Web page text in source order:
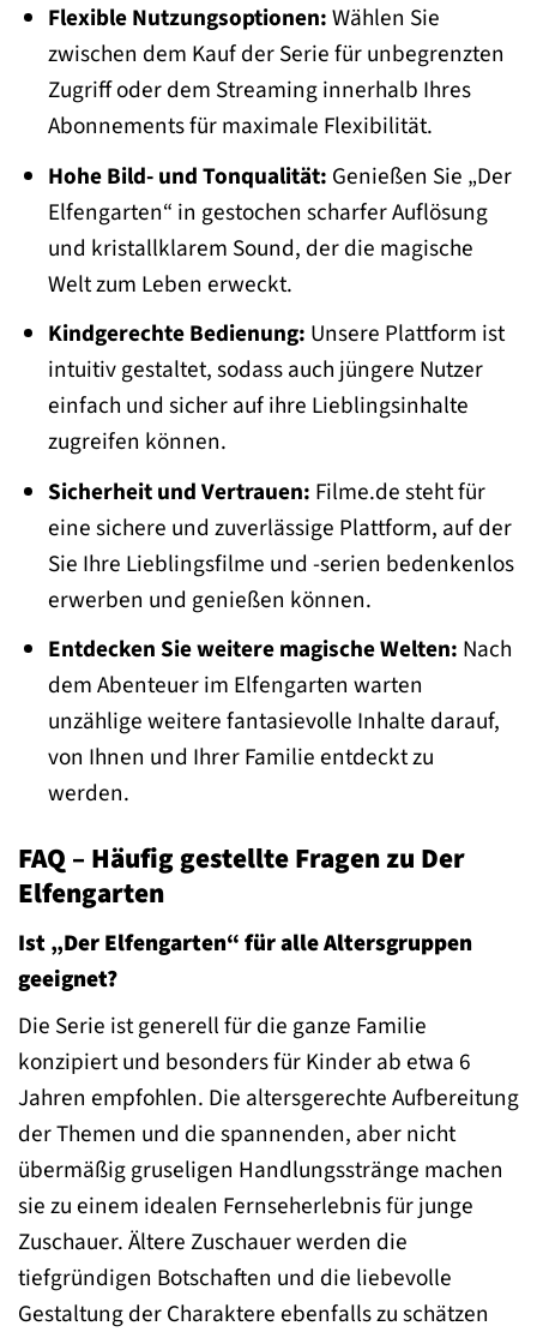
Flexible Nutzungsoptionen:Wählen Sie
zwischen dem Kauf der Serie für unbegrenzten
Zugriff oder dem Streaming innerhalb Ihres
Abonnements für maximale Flexibilität.
Hohe Bild- und Tonqualität: Genießen Sie „Der
Elfengarten“ in gestochen scharfer Auflösung
und kristallklarem Sound, der die magische
Welt zum Leben erweckt.
Kindgerechte Bedienung: Unsere Plattform ist
intuitiv gestaltet, sodass auch jüngere Nutzer
einfach und sicher auf ihre Lieblingsinhalte
zugreifen können.
Sicherheit und Vertrauen: Filme.de steht für
eine sichere und zuverlässige Plattform, auf der
Sie Ihre Lieblingsfilme und -serien bedenkenlos
erwerben und genießen können.
Entdecken Sie weitere magische Welten: Nach
dem Abenteuer im Elfengarten warten
unzählige weitere fantasievolle Inhalte darauf,
von Ihnen und Ihrer Familie entdeckt zu
werden.
FAQ – Häufig gestellte Fragen zu Der
Elfengarten
Ist „Der Elfengarten“ für alle Altersgruppen
geeignet?
Die Serie ist generell für die ganze Familie
konzipiert und besonders für Kinder ab etwa 6
Jahren empfohlen. Die altersgerechte Aufbereitung
der Themen und die spannenden, aber nicht
übermäßig gruseligen Handlungsstränge machen
sie zu einem idealen Fernseherlebnis für junge
Zuschauer. Ältere Zuschauer werden die
tiefgründigen Botschaften und die liebevolle
Gestaltung der Charaktere ebenfalls zu schätzen